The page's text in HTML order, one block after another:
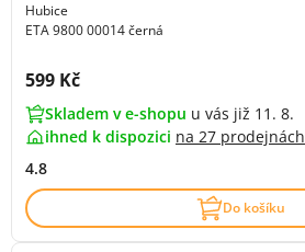
Hubice
ETA 9800 00014 černá
Cena s DPH:
599 Kč
Skladem v e-shopu u vás již 11. 8.
ihned k dispozici na 27 prodejnách
4.8
Do košíku